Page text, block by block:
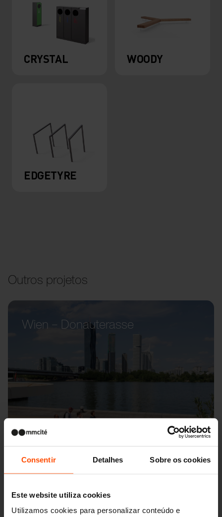
Consentir Detalhes Sobre os cookies
Este website utiliza cookies
Utilizamos cookies para personalizar conteúdo e
CRYSTAL WOODY
EDGETYRE
Outros projetos
Wien – Donauterasse